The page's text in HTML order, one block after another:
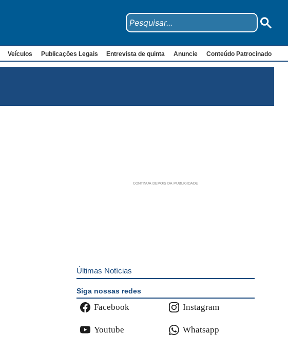
Veículos Publicações Legais Entrevista de quinta Anuncie Conteúdo Patrocinado
Últimas Notícias
Siga nossas redes
Facebook Instagram
Youtube Whatsapp